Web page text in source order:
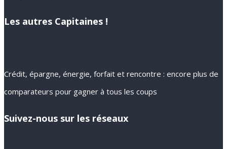
Les autres Capitaines !
Crédit, épargne, énergie, forfait et rencontre : encore plus de
comparateurs pour gagner à tous les coups
Suivez-nous sur les réseaux